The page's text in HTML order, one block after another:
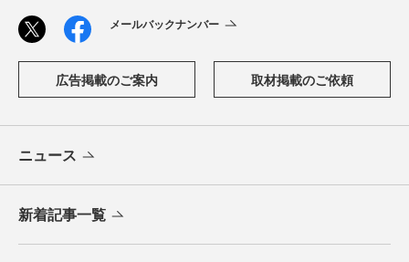
メールバックナンバー
広告掲載のご案内 取材掲載のご依頼
ニュース
新着記事一覧